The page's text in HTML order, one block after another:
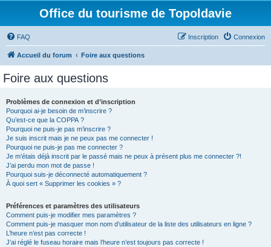
Office du tourisme de Topoldavie
FAQ Connexion
Inscription
Accueil du forum Foire aux questions
Foire aux questions
Problèmes de connexion et d’inscription
Pourquoi ai-je besoin de m’inscrire ?
Qu’est-ce que la COPPA ?
Pourquoi ne puis-je pas m’inscrire ?
Je suis inscrit mais je ne peux pas me connecter !
Pourquoi ne puis-je pas me connecter ?
Je m’étais déjà inscrit par le passé mais ne peux à présent plus me connecter ?!
J’ai perdu mon mot de passe !
Pourquoi suis-je déconnecté automatiquement ?
À quoi sert « Supprimer les cookies » ?
Préférences et paramètres des utilisateurs
Comment puis-je modifier mes paramètres ?
Comment puis-je masquer mon nom d’utilisateur de la liste des utilisateurs en ligne ?
L’heure n’est pas correcte !
J’ai réglé le fuseau horaire mais l’heure n’est toujours pas correcte !